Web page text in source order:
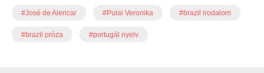
#José de Alencar #Pulai Veronika #brazil irodalom
#brazil próza #portugál nyelv